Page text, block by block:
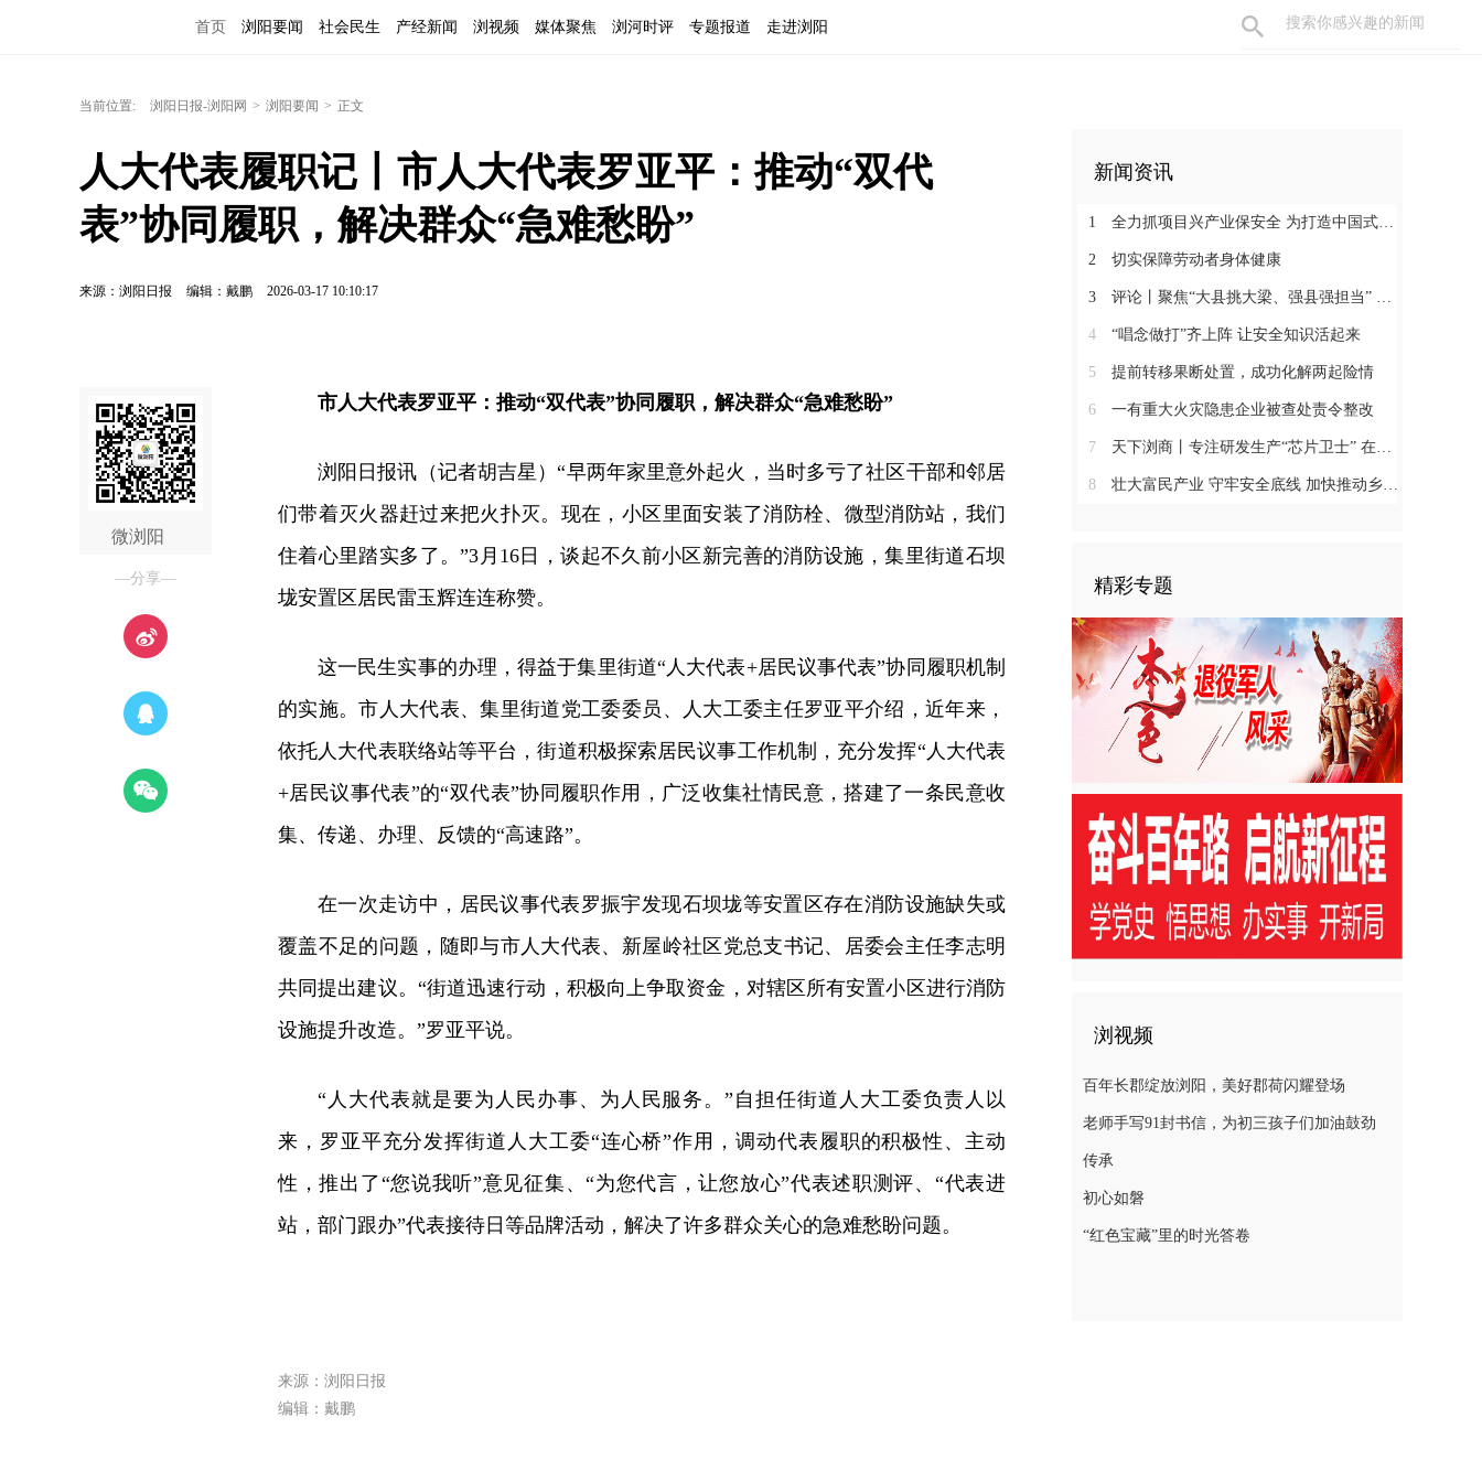
首页 浏阳要闻 社会民生 产经新闻 浏视频 媒体聚焦 浏河时评 专题报道 走进浏阳
当前位置: 浏阳日报-浏阳网 > 浏阳要闻 > 正文
人大代表履职记丨市人大代表罗亚平：推动“双代
表”协同履职，解决群众“急难愁盼”
来源：浏阳日报 编辑：戴鹏 2026-03-17 10:10:17
微浏阳
—分享—
市人大代表罗亚平：推动“双代表”协同履职，解决群众“急难愁盼”
浏阳日报讯（记者胡吉星）“早两年家里意外起火，当时多亏了社区干部和邻居
们带着灭火器赶过来把火扑灭。现在，小区里面安装了消防栓、微型消防站，我们
住着心里踏实多了。”3月16日，谈起不久前小区新完善的消防设施，集里街道石坝
垅安置区居民雷玉辉连连称赞。
这一民生实事的办理，得益于集里街道“人大代表+居民议事代表”协同履职机制
的实施。市人大代表、集里街道党工委委员、人大工委主任罗亚平介绍，近年来，
依托人大代表联络站等平台，街道积极探索居民议事工作机制，充分发挥“人大代表
+居民议事代表”的“双代表”协同履职作用，广泛收集社情民意，搭建了一条民意收
集、传递、办理、反馈的“高速路”。
在一次走访中，居民议事代表罗振宇发现石坝垅等安置区存在消防设施缺失或
覆盖不足的问题，随即与市人大代表、新屋岭社区党总支书记、居委会主任李志明
共同提出建议。“街道迅速行动，积极向上争取资金，对辖区所有安置小区进行消防
设施提升改造。”罗亚平说。
“人大代表就是要为人民办事、为人民服务。”自担任街道人大工委负责人以
来，罗亚平充分发挥街道人大工委“连心桥”作用，调动代表履职的积极性、主动
性，推出了“您说我听”意见征集、“为您代言，让您放心”代表述职测评、“代表进
站，部门跟办”代表接待日等品牌活动，解决了许多群众关心的急难愁盼问题。
来源：浏阳日报
编辑：戴鹏
新闻资讯
1 全力抓项目兴产业保安全 为打造中国式现代化县域示范作出更大贡献
2 切实保障劳动者身体健康
3 评论丨聚焦“大县挑大梁、强县强担当” 保持定力真抓实干奋发作为
4 “唱念做打”齐上阵 让安全知识活起来
5 提前转移果断处置，成功化解两起险情
6 一有重大火灾隐患企业被查处责令整改
7 天下浏商丨专注研发生产“芯片卫士” 在半导体红海中搏出“隐形冠军”
8 壮大富民产业 守牢安全底线 加快推动乡村全面振兴
精彩专题
浏视频
百年长郡绽放浏阳，美好郡荷闪耀登场
老师手写91封书信，为初三孩子们加油鼓劲
传承
初心如磐
“红色宝藏”里的时光答卷